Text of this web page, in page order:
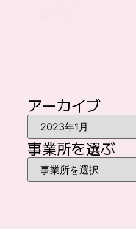
アーカイブ
事業所を選ぶ